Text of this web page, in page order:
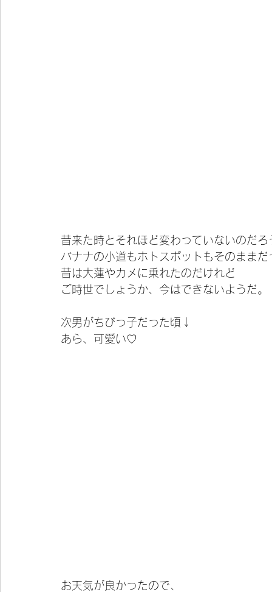
昔来た時とそれほど変わっていないのだろ
バナナの小道もホトスポットもそのままだ
昔は大蓮やカメに乗れたのだけれど
ご時世でしょうか、今はできないようだ。
次男がちびっ子だった頃↓
あら、可愛い♡
お天気が良かったので、